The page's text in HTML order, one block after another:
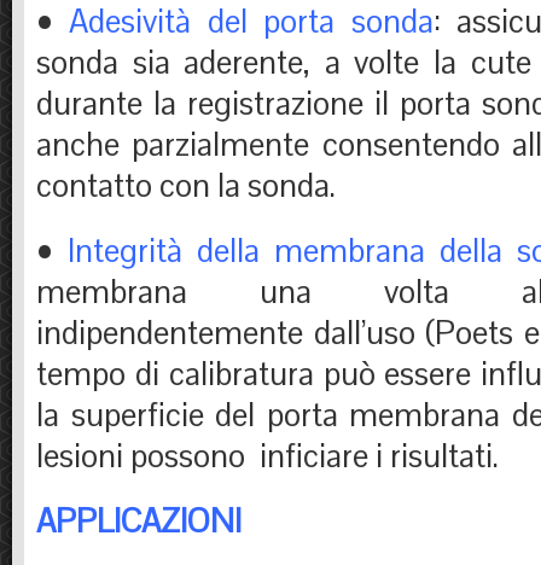
• Adesività del porta sonda:
sonda sia aderente, a volte la
durante la registrazione il porta
anche parzialmente consentendo
contatto con la sonda.
• Integrità della membrana della
membrana una volta
indipendentemente dall’uso (Poets
tempo di calibratura può essere
la superficie del porta membrana
lesioni possono inficiare i risultati.
APPLICAZIONI